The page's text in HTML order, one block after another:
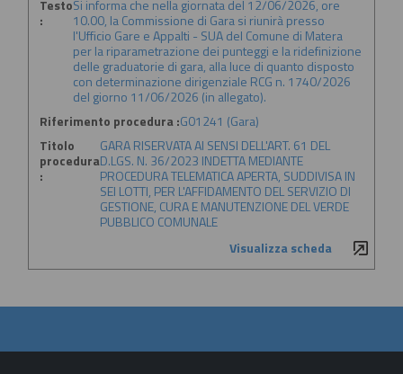
Testo
:
Si informa che nella giornata del 12/06/2026, ore
10.00, la Commissione di Gara si riunirà presso
l'Ufficio Gare e Appalti - SUA del Comune di Matera
per la riparametrazione dei punteggi e la ridefinizione
delle graduatorie di gara, alla luce di quanto disposto
con determinazione dirigenziale RCG n. 1740/2026
del giorno 11/06/2026 (in allegato).
Riferimento procedura :G01241 (Gara)
Titolo
procedura
:
GARA RISERVATA AI SENSI DELL'ART. 61 DEL
D.LGS. N. 36/2023 INDETTA MEDIANTE
PROCEDURA TELEMATICA APERTA, SUDDIVISA IN
SEI LOTTI, PER L'AFFIDAMENTO DEL SERVIZIO DI
GESTIONE, CURA E MANUTENZIONE DEL VERDE
PUBBLICO COMUNALE
Visualizza scheda